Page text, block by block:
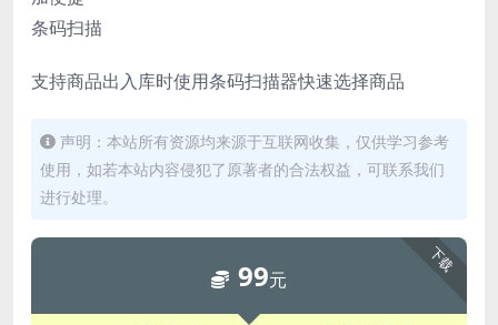
条码扫描
支持商品出入库时使用条码扫描器快速选择商品
声明：本站所有资源均来源于互联网收集，仅供学习参考
使用，如若本站内容侵犯了原著者的合法权益，可联系我们
进行处理。
下载
99元